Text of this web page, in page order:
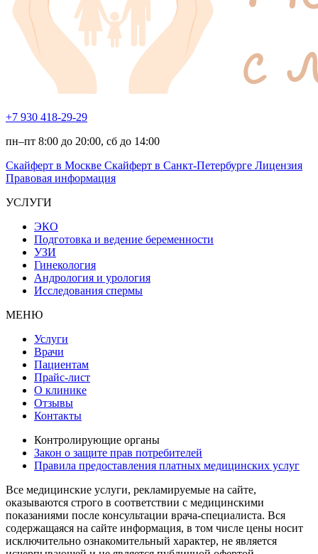
+7 930 418-29-29
пн–пт 8:00 до 20:00, сб до 14:00
Скайферт в Москве Скайферт в Санкт-Петербурге Лицензия
Правовая информация
УСЛУГИ
ЭКО
Подготовка и ведение беременности
УЗИ
Гинекология
Андрология и урология
Исследования спермы
МЕНЮ
Услуги
Врачи
Пациентам
Прайс-лист
О клинике
Отзывы
Контакты
Контролирующие органы
Закон о защите прав потребителей
Правила предоставления платных медицинских услуг
Все медицинские услуги, рекламируемые на сайте,
оказываются строго в соответствии с медицинскими
показаниями после консультации врача-специалиста. Вся
содержащаяся на сайте информация, в том числе цены носит
исключительно ознакомительный характер, не является